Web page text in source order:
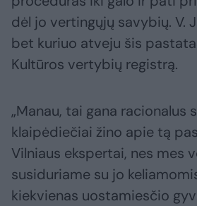
dėl jo vertingųjų savybių. V.
bet kuriuo atveju šis
Kultūros vertybių registrą.
„Manau, tai gana racionalus
klaipėdiečiai žino apie tą
Vilniaus ekspertai, nes mes
susiduriame su jo
kiekvienas uostamiesčio